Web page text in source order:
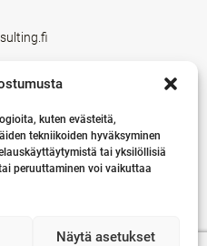
kuten evästeitä,
tekniikoiden hyväksyminen
tai yksilöllisiä
peruuttaminen voi vaikuttaa
Näytä asetukset